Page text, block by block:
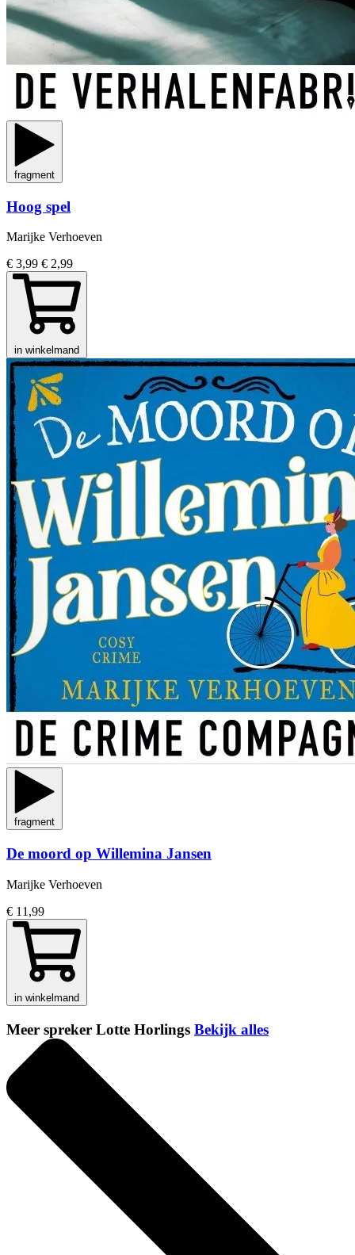
fragment
Hoog spel
Marijke Verhoeven
€ 3,99 € 2,99
in winkelmand
fragment
De moord op Willemina Jansen
Marijke Verhoeven
€ 11,99
in winkelmand
Meer spreker Lotte Horlings Bekijk alles